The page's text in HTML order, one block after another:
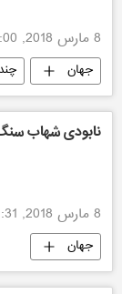
8 مارس 2018, 22:00
جهان
نابودی شهاب
8 مارس 2018, 21:31
جهان